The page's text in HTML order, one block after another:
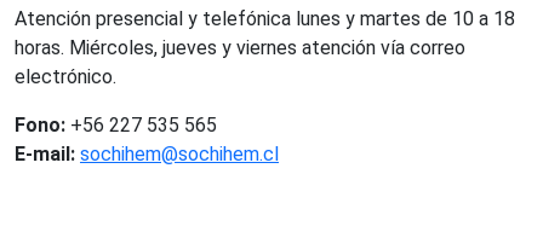
Atención presencial y telefónica lunes y martes de 10 a 18
horas. Miércoles, jueves y viernes atención vía correo
electrónico.
Fono: +56 227 535 565
E-mail: sochihem@sochihem.cl